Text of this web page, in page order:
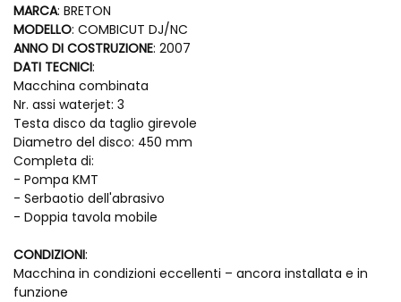
MARCA: BRETON
MODELLO: COMBICUT DJ/NC
ANNO DI COSTRUZIONE: 2007
DATI TECNICI:
Macchina combinata
Nr. assi waterjet: 3
Testa disco da taglio girevole
Diametro del disco: 450 mm
Completa di:
- Pompa KMT
- Serbaotio dell'abrasivo
- Doppia tavola mobile
CONDIZIONI:
Macchina in condizioni eccellenti – ancora installata e in
funzione